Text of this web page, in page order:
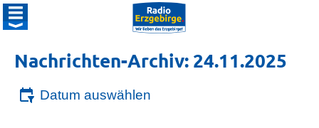
Nachrichten-Archiv: 24.11.2025
Datum auswählen